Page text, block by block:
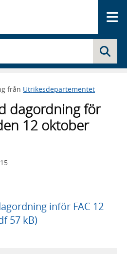
från Utrikesdepartementet
dagordning för
12 oktober
inför FAC 12
57 kB)